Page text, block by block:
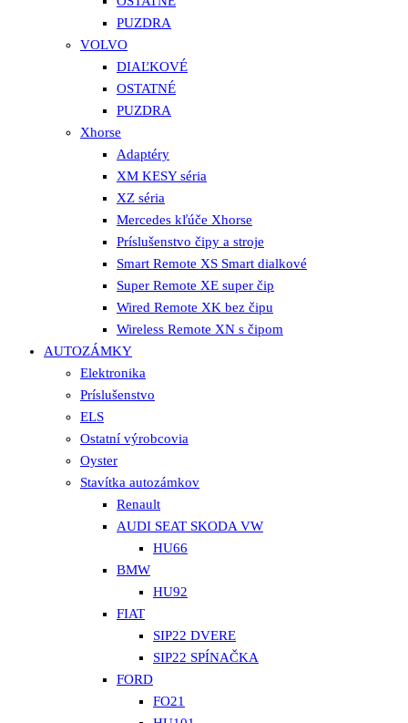
PUZDRA
VOLVO
DIAĽKOVÉ
OSTATNÉ
PUZDRA
Xhorse
Adaptéry
XM KESY séria
XZ séria
Mercedes kľúče Xhorse
Príslušenstvo čipy a stroje
Smart Remote XS Smart dialkové
Super Remote XE super čip
Wired Remote XK bez čipu
Wireless Remote XN s čipom
AUTOZÁMKY
Elektronika
Príslušenstvo
ELS
Ostatní výrobcovia
Oyster
Stavítka autozámkov
Renault
AUDI SEAT SKODA VW
HU66
BMW
HU92
FIAT
SIP22 DVERE
SIP22 SPÍNAČKA
FORD
FO21